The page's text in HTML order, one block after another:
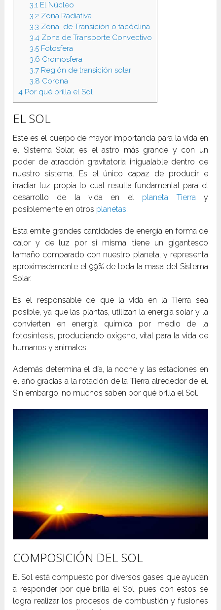
3.1El Núcleo
3.2 Zona Radiativa
3.3 Zona de Transición o tacóclina
3.4Zona de Transporte Convectivo
3.5Fotosfera
3.6 Cromosfera
3.7Región de transición solar
3.8 Corona
4 Por qué brilla el Sol
EL SOL
Este es el cuerpo de mayor importancia para la vida en
el Sistema Solar, es el astro más grande y con un
poder de atracción gravitatoria inigualable dentro de
nuestro sistema. Es el único capaz de producir e
irradiar luz propia lo cual resulta fundamental para el
desarrollo de la vida en el planeta Tierray
posiblemente en otros planetas.
Esta emite grandes cantidades de energía en forma de
calor y de luz por si misma, tiene un gigantesco
tamaño comparado con nuestro planeta, y representa
aproximadamente el 99% de toda la masa del Sistema
Solar.
Es el responsable de que la vida en la Tierra sea
posible, ya que las plantas, utilizan la energía solar y la
convierten en energía química por medio de la
fotosíntesis, produciendo oxígeno, vital para la vida de
humanos y animales.
Además determina el día, la noche y las estaciones en
el año gracias a la rotación de la Tierra alrededor de él.
Sin embargo, no muchos saben por qué brilla el Sol.
COMPOSICIÓN DEL SOL
El Sol está compuesto por diversos gases que ayudan
a responder por qué brilla el Sol, pues con estos se
logra realizar los procesos de combustión y fusiones